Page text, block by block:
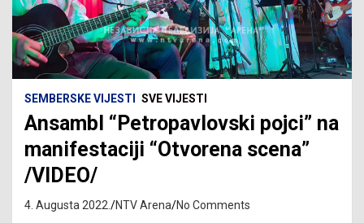
SEMBERSKE VIJESTI SVE VIJESTI
Ansambl “Petropavlovski pojci” na
manifestaciji “Otvorena scena”
/VIDEO/
4. Augusta 2022. NTV Arena No Comments